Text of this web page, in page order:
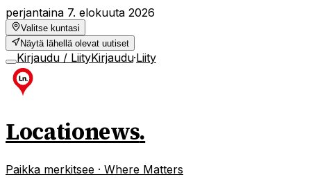
perjantaina 7. elokuuta 2026
Valitse kuntasi
Näytä lähellä olevat uutiset
Kirjaudu / LiityKirjaudu·Liity
Locationews.
Paikka merkitsee · Where Matters